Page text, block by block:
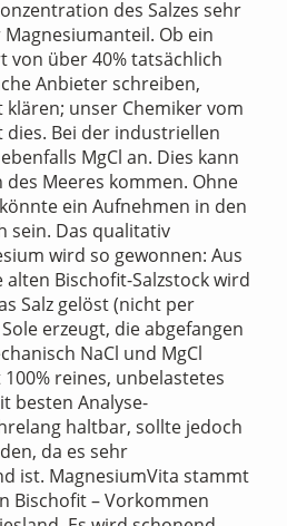
des Salzes sehr
Ob ein
von über 40% tatsächlich
Anbieter schreiben,
unser Chemiker vom
Bei der industriellen
MgCl an. Dies kann
des Meeres kommen. Ohne
ein Aufnehmen in den
sein. Das qualitativ
wird so gewonnen: Aus
alten Bischofit-Salzstock wird
Salz gelöst (nicht per
erzeugt, die abgefangen
NaCl und MgCl
reines, unbelastetes
besten Analyse-
haltbar, sollte jedoch
da es sehr
ist. MagnesiumVita stammt
Bischofit – Vorkommen